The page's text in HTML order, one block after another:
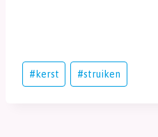
Bericht
tags:
#kerst #struiken